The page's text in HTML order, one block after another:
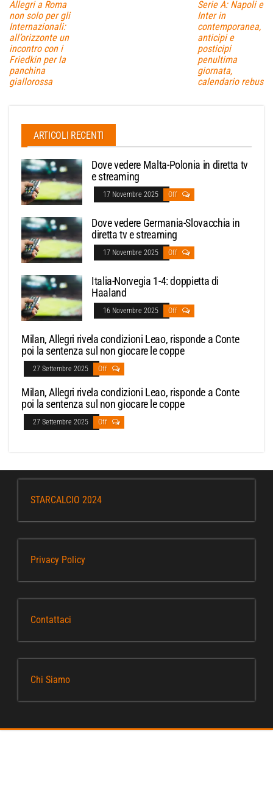
Allegri a Roma
non solo per gli
Internazionali:
all’orizzonte un
incontro con i
Friedkin per la
panchina
giallorossa
Serie A: Napoli e
Inter in
contemporanea,
anticipi e
posticipi
penultima
giornata,
calendario rebus
ARTICOLI RECENTI
Dove vedere Malta-Polonia in diretta tv
e streaming
17 Novembre 2025 Off
Dove vedere Germania-Slovacchia in
diretta tv e streaming
17 Novembre 2025 Off
Italia-Norvegia 1-4: doppietta di
Haaland
16 Novembre 2025 Off
Milan, Allegri rivela condizioni Leao, risponde a Conte
poi la sentenza sul non giocare le coppe
27 Settembre 2025 Off
Milan, Allegri rivela condizioni Leao, risponde a Conte
poi la sentenza sul non giocare le coppe
27 Settembre 2025 Off
STARCALCIO 2024
Privacy Policy
Contattaci
Chi Siamo